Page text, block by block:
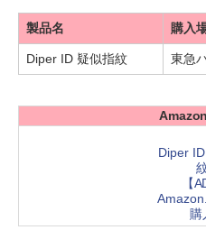
製品名 購入
Diper ID 疑似指紋 東急
Diper
【
購